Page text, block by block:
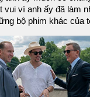
vui vì anh ấy đã làm
bộ phim khác của